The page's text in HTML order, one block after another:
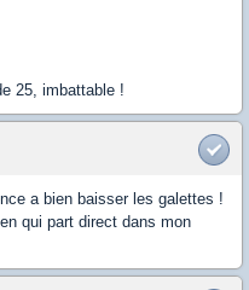
25, imbattable !
a bien baisser les galettes !
qui part direct dans mon